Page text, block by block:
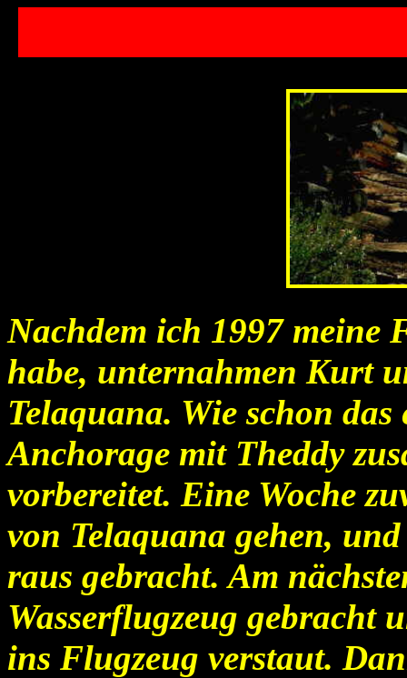
Nachdem ich 1997 meine
habe, unternahmen Kurt
Telaquana. Wie schon
Anchorage mit Theddy
vorbereitet. Eine Woche
von Telaquana gehen,
raus gebracht. Am
Wasserflugzeug gebracht
ins Flugzeug verstaut.